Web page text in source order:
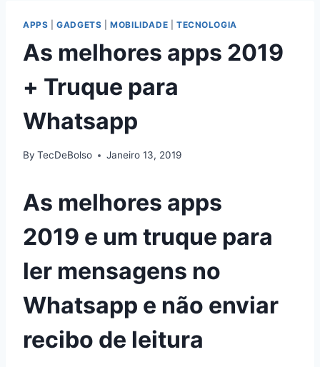
APPS |GADGETS |MOBILIDADE TECNOLOGIA
As melhores apps 2019
+ Truque para
Whatsapp
By TecDeBolso Janeiro 13, 2019
As melhores apps
2019 e um truque para
ler mensagens no
Whatsapp e não enviar
recibo de leitura